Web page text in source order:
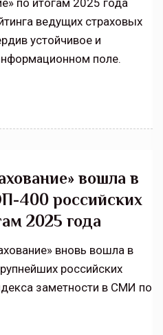
ведущих страховых
устойчивое и
поле.
вошла в
400 российских
2025 года
вновь вошла в
российских
заметности в СМИ по